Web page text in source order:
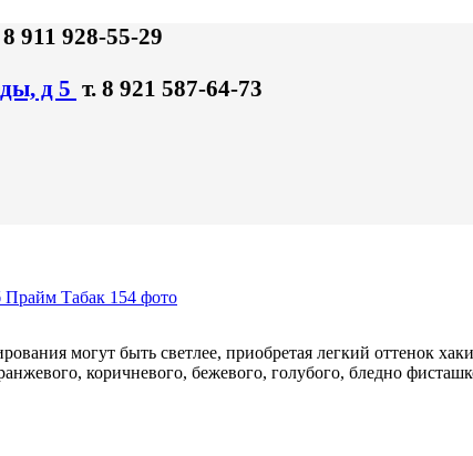
8 911 928-55-29
д 5 т. 8 921 587-64-73
могут быть светлее, приобретая легкий оттенок
коричневого, бежевого, голубого, бледно